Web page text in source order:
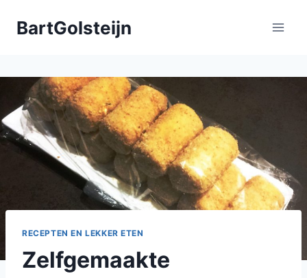
naarBartGolsteijn
RECEPTEN EN LEKKER ETEN
Zelfgemaakte